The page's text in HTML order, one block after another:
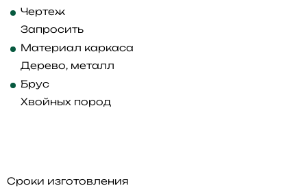
Чертеж
Запросить
Материал каркаса
Дерево, металл
Брус
Хвойных пород
Сроки изготовления